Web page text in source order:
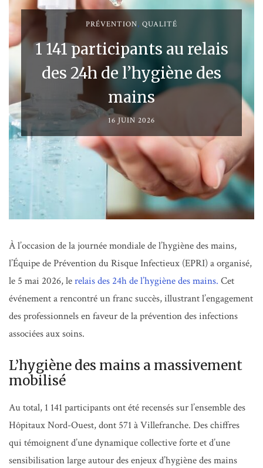
PRÉVENTION, QUALITÉ
1 141 participants au relais
des 24h de l’hygiène des
mains
16 JUIN 2026
À l’occasion de la journée mondiale de l’hygiène des mains,
l’Équipe de Prévention du Risque Infectieux (EPRI) a organisé,
le 5 mai 2026, lerelais des 24h de l’hygiène des mains. Cet
événement a rencontré un franc succès, illustrant l’engagement
des professionnels en faveur de la prévention des infections
associées aux soins.
L’hygiène des mains a massivement
mobilisé
Au total, 1 141 participants ont été recensés sur l’ensemble des
Hôpitaux Nord-Ouest, dont 571 à Villefranche. Des chiffres
qui témoignent d’une dynamique collective forte et d’une
sensibilisation large autour des enjeux d’hygiène des mains